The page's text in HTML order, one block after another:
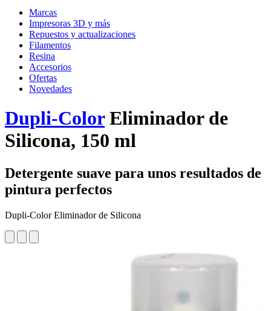
Marcas
Impresoras 3D y más
Repuestos y actualizaciones
Filamentos
Resina
Accesorios
Ofertas
Novedades
Dupli-ColorEliminador de
Silicona, 150 ml
Detergente suave para unos resultados de
pintura perfectos
Dupli-Color Eliminador de Silicona